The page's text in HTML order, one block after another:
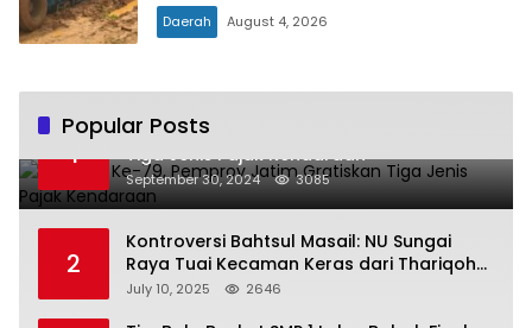
Menghambat Ekonomi dan Pelayanan
Kesehatan
Daerah August 4, 2026
Popular Posts
1
Hari Jadi Ke-79, Pemprov Jatim Gratiskan
Tiga Jenis Pajak Kendaraan
September 30, 2024 3085
2
Kontroversi Bahtsul Masail: NU Sungai
Raya Tuai Kecaman Keras dari Thariqoh
Al Mu’min
July 10, 2025 2646